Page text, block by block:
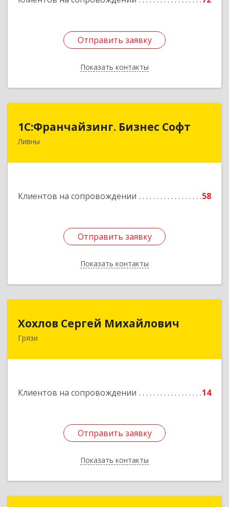
Отправить заявку
Показать контакты
Отправить заявку
Назад
1C:Франчайзинг. Бизнес Софт
Ливны
Клиентов на сопровождении 58
Отправить заявку
Показать контакты
1C:Франчайзинг. Бизнес Софт
303851, Орловская обл, Ливны г, Гайдара ул,
Отправить заявку
Назад
Хохлов Сергей Михайлович
Грязи
Клиентов на сопровождении 14
Отправить заявку
Показать контакты
Хохлов Сергей Михайлович
Отправить заявку
Назад